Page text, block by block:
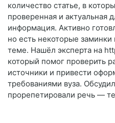
количество статье, в
проверенная и актуальная
информация. Активно
но есть некоторые
теме. Нашёл эксперта на
который помог проверить
источники и привести
требованиями вуза.
прорепетировали речь —